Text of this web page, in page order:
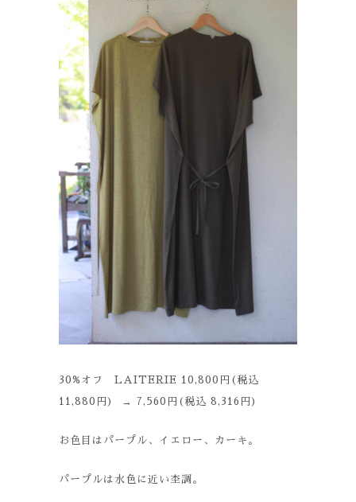
30%オフ LAITERIE 10,800円(税込
11,880円) → 7,560円(税込 8,316円)
お色目はパープル、イエロー、カーキ。
パープルは水色に近い杢調。